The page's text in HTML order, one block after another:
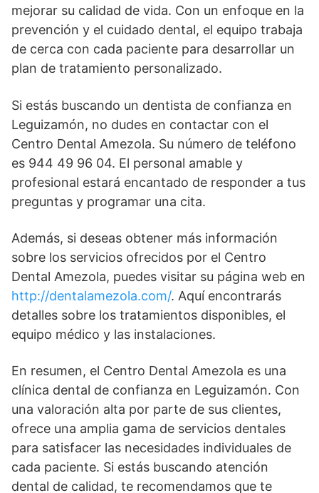
mejorar su calidad de vida. Con un enfoque en la
prevención y el cuidado dental, el equipo trabaja
de cerca con cada paciente para desarrollar un
plan de tratamiento personalizado.
Si estás buscando un dentista de confianza en
Leguizamón, no dudes en contactar con el
Centro Dental Amezola. Su número de teléfono
es 944 49 96 04. El personal amable y
profesional estará encantado de responder a tus
preguntas y programar una cita.
Además, si deseas obtener más información
sobre los servicios ofrecidos por el Centro
Dental Amezola, puedes visitar su página web en
http://dentalamezola.com/. Aquí encontrarás
detalles sobre los tratamientos disponibles, el
equipo médico y las instalaciones.
En resumen, el Centro Dental Amezola es una
clínica dental de confianza en Leguizamón. Con
una valoración alta por parte de sus clientes,
ofrece una amplia gama de servicios dentales
para satisfacer las necesidades individuales de
cada paciente. Si estás buscando atención
dental de calidad, te recomendamos que te